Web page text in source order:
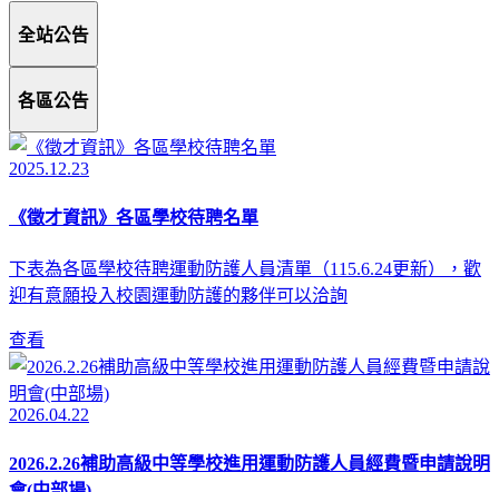
全站公告
各區公告
2025.12.23
《徵才資訊》各區學校待聘名單
下表為各區學校待聘運動防護人員清單（115.6.24更新），歡
迎有意願投入校園運動防護的夥伴可以洽詢
查看
2026.04.22
2026.2.26補助高級中等學校進用運動防護人員經費暨申請說明